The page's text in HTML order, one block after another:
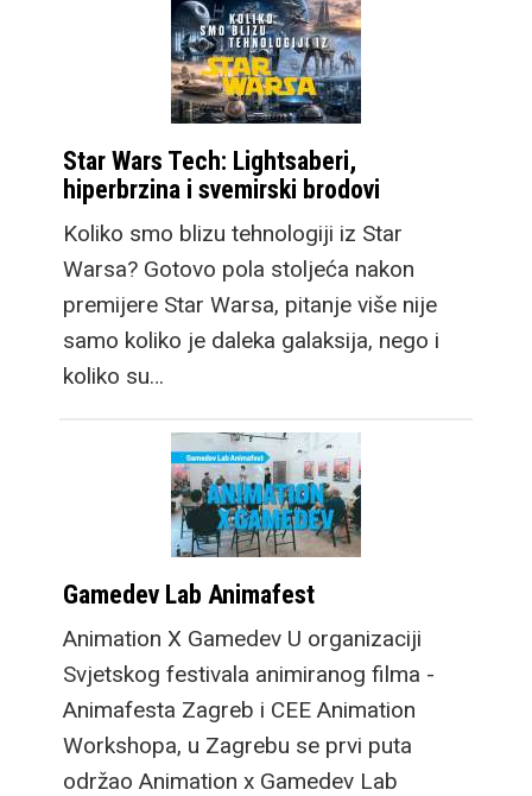
Star Wars Tech: Lightsaberi,
hiperbrzina i svemirski brodovi
Koliko smo blizu tehnologiji iz Star
Warsa? Gotovo pola stoljeća nakon
premijere Star Warsa, pitanje više nije
samo koliko je daleka galaksija, nego i
koliko su…
Gamedev Lab Animafest
Animation X Gamedev U organizaciji
Svjetskog festivala animiranog filma -
Animafesta Zagreb i CEE Animation
Workshopa, u Zagrebu se prvi puta
održao Animation x Gamedev Lab